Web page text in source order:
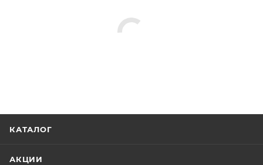
КАТАЛОГ
АКЦИИ